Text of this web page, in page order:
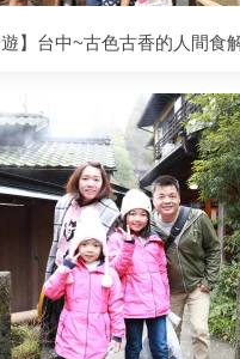
遊】台中~古色古香的人間食